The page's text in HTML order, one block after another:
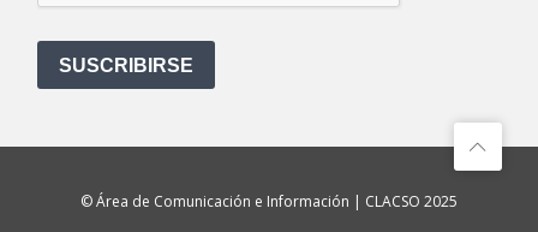
SUSCRIBIRSE
© Área de Comunicación e Información | CLACSO 2025